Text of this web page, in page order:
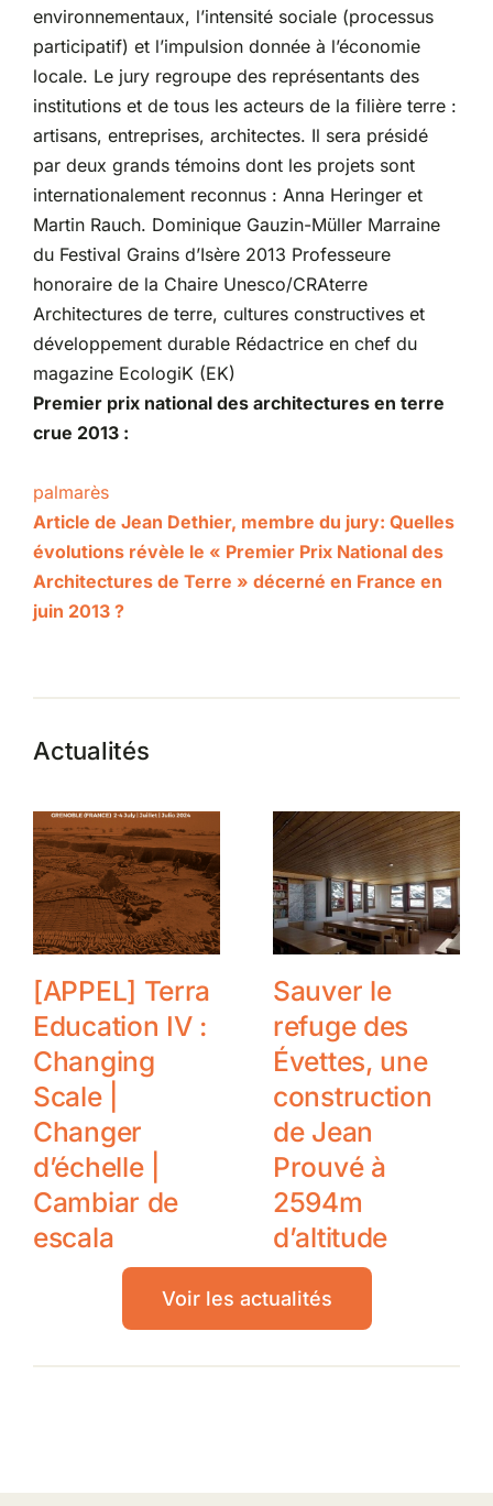
environnementaux, l’intensité sociale (processus
participatif) et l’impulsion donnée à l’économie
locale. Le jury regroupe des représentants des
institutions et de tous les acteurs de la filière terre :
artisans, entreprises, architectes. Il sera présidé
par deux grands témoins dont les projets sont
internationalement reconnus : Anna Heringer et
Martin Rauch. Dominique Gauzin-Müller Marraine
du Festival Grains d’Isère 2013 Professeure
honoraire de la Chaire Unesco/CRAterre
Architectures de terre, cultures constructives et
développement durable Rédactrice en chef du
magazine EcologiK (EK)
Premier prix national des architectures en terre
crue 2013 :
palmarès
Article de Jean Dethier, membre du jury: Quelles
évolutions révèle le « Premier Prix National des
Architectures de Terre » décerné en France en
juin 2013 ?
Actualités
[APPEL] Terra
Education IV :
Changing
Scale |
Changer
d’échelle |
Cambiar de
escala
Sauver le
refuge des
Évettes, une
construction
de Jean
Prouvé à
2594m
d’altitude
Voir les actualités